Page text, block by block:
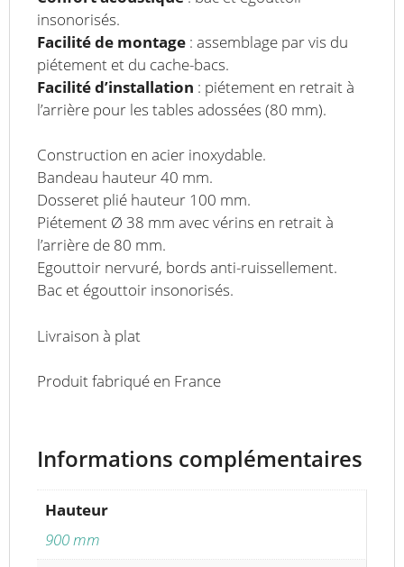
insonorisés.
Facilité de montage : assemblage par vis du
piétement et du cache-bacs.
Facilité d’installation : piétement en retrait à
l’arrière pour les tables adossées (80 mm).
Construction en acier inoxydable.
Bandeau hauteur 40 mm.
Dosseret plié hauteur 100 mm.
Piétement Ø 38 mm avec vérins en retrait à
l’arrière de 80 mm.
Egouttoir nervuré, bords anti-ruissellement.
Bac et égouttoir insonorisés.
Livraison à plat
Produit fabriqué en France
Informations complémentaires
Hauteur
900 mm